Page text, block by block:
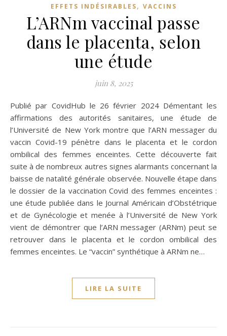
EFFETS INDÉSIRABLES, VACCINS
L’ARNm vaccinal passe
dans le placenta, selon
une étude
juin 8, 2025
Publié par CovidHub le 26 février 2024 Démentant les
affirmations des autorités sanitaires, une étude de
l’Université de New York montre que l’ARN messager du
vaccin Covid-19 pénètre dans le placenta et le cordon
ombilical des femmes enceintes. Cette découverte fait
suite à de nombreux autres signes alarmants concernant la
baisse de natalité générale observée. Nouvelle étape dans
le dossier de la vaccination Covid des femmes enceintes :
une étude publiée dans le Journal Américain d’Obstétrique
et de Gynécologie et menée à l’Université de New York
vient de démontrer que l’ARN messager (ARNm) peut se
retrouver dans le placenta et le cordon ombilical des
femmes enceintes. Le “vaccin” synthétique à ARNm ne…
LIRE LA SUITE